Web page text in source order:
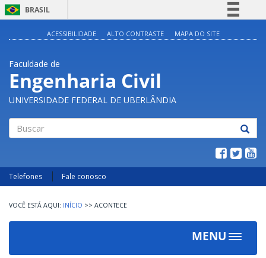
BRASIL
Legislação
Canais
ACESSIBILIDADE ALTO CONTRASTE MAPA DO SITE
Faculdade de
Engenharia Civil
UNIVERSIDADE FEDERAL DE UBERLÂNDIA
Telefones Fale conosco
INÍCIO >> ACONTECE
MENU
Toggle